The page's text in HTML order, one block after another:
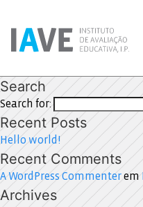
Search
Search for:
Recent Posts
Hello world!
Recent Comments
A WordPress Commenterem
Archives